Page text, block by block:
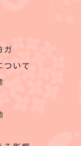
ガ
ついて